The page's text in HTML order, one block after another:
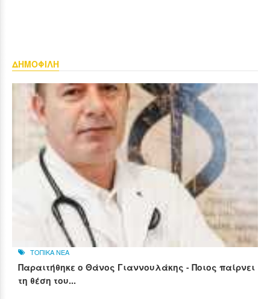
ΔΗΜΟΦΙΛΗ
ΤΟΠΙΚΑ ΝΕΑ
Παραιτήθηκε ο Θάνος Γιαννουλάκης - Ποιος παίρνει
τη θέση του...